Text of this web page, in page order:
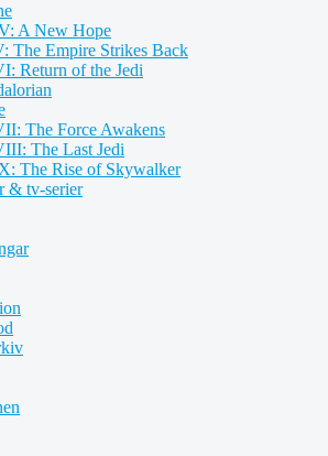
A New Hope
The Empire Strikes Back
Return of the Jedi
The Force Awakens
The Last Jedi
The Rise of Skywalker
& tv-serier